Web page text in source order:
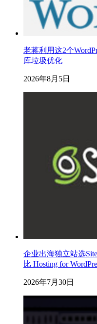
老蒋利用这2个
库垃圾优化
2026年8月5日
企业出海独立站选
比 Hosting for
2026年7月30日